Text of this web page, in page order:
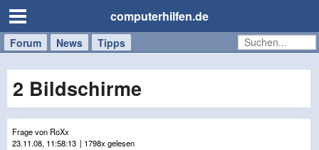
computerhilfen.de
Forum News Tipps
Handy
Tablet
Windows
Mac
2 Bildschirme
Frage von RoXx
23.11.08, 11:58:13 | 1798x gelesen